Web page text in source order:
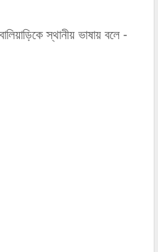
স্থানীয় ভাষায় বলে -